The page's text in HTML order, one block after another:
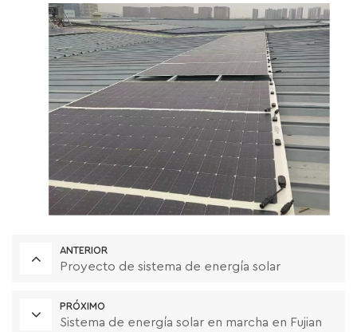
ANTERIOR
Proyecto de sistema de energía solar
PRÓXIMO
Sistema de energía solar en marcha en Fujian